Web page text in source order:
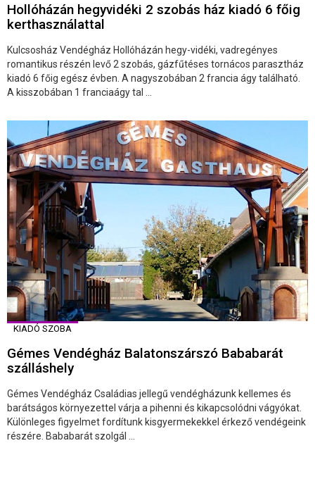
Hollóházán hegyvidéki 2 szobás ház kiadó 6 főig
kerthasználattal
Kulcsosház Vendégház Hollóházán hegy-vidéki, vadregényes
romantikus részén levő 2 szobás, gázfűtéses tornácos parasztház
kiadó 6 főig egész évben. A nagyszobában 2 francia ágy található.
A kisszobában 1 franciaágy tal ...
KIADÓ SZOBA
Gémes Vendégház Balatonszárszó Bababarát
szálláshely
Gémes Vendégház Családias jellegű vendégházunk kellemes és
barátságos környezettel várja a pihenni és kikapcsolódni vágyókat.
Különleges figyelmet fordítunk kisgyermekekkel érkező vendégeink
részére. Bababarát szolgál ...